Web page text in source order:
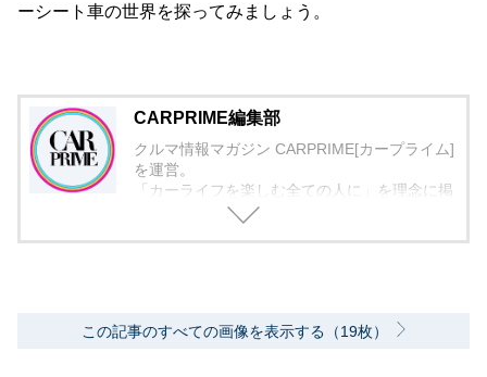
ーシート車の世界を探ってみましょう。
CARPRIME編集部
クルマ情報マガジン CARPRIME[カープライム]
を運営。
「カーライフを楽しむ全ての人に」を理念に掲
げ、編集に取り組んでいます。
この記事のすべての画像を表示する（19枚）